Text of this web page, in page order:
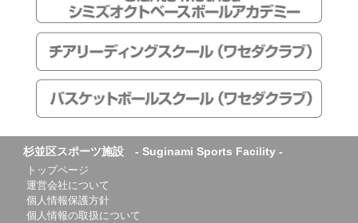
杉並区スポーツ施設 - Suginami Sports Facility -
トップページ
運営会社について
個人情報保護方針
個人情報の取扱について